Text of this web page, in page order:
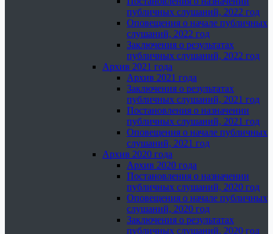
публичных слушаний, 2022 год
Оповещения о начале публичных
слушаний, 2022 год
Заключения о результатах
публичных слушаний, 2022 год
Архив 2021 года
Архив 2021 года
Заключения о результатах
публичных слушаний, 2021 год
Постановления о назначении
публичных слушаний, 2021 год
Оповещения о начале публичных
слушаний, 2021 год
Архив 2020 года
Архив 2020 года
Постановления о назначении
публичных слушаний, 2020 год
Оповещения о начале публичных
слушаний, 2020 год
Заключения о результатах
публичных слушаний, 2020 год